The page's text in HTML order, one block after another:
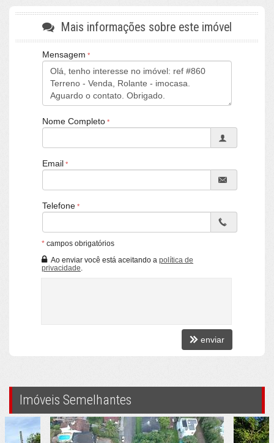
CRECI/RS 25036-JMais informações sobre este imóvel
Mensagem
Nome Completo
Email
Telefone
* campos obrigatórios
Ao enviar você está aceitando a política de
privacidade
enviar
Imóveis Semelhantes